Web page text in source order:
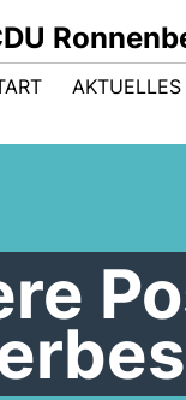
AKTUELLES